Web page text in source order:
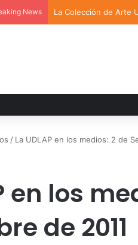
News La Colección de Arte
/ La UDLAP en los medios: 2 de
en los
de 2011